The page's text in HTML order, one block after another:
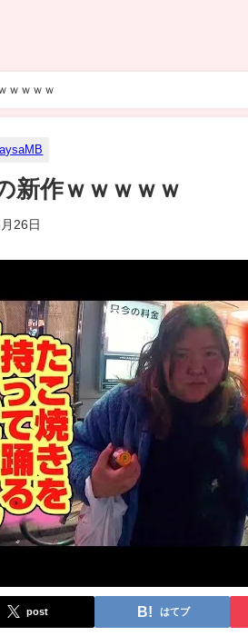
ｗｗｗｗ
新作ｗｗｗｗｗ
26日
post はてブ